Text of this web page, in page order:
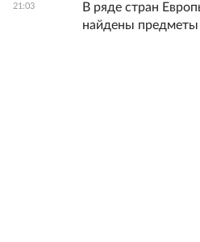
21:03
В ряде стран
найдены